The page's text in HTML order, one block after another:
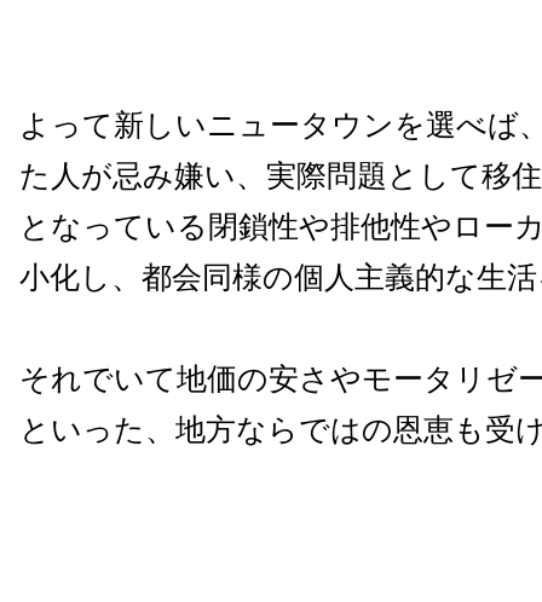
よって新しいニュータウンを選べば
た人が忌み嫌い、実際問題として移
となっている閉鎖性や排他性やロー
小化し、都会同様の個人主義的な生
それでいて地価の安さやモータリゼ
といった、地方ならではの恩恵も受